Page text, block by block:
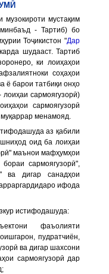
мустақим
- Тартиб) бо
Тоҷикистон "Дар
шудааст. Тартиб
ки лоиҳаҳои
соҳаҳои
ё барои татбиқи онҳо
сармоягузорӣ)
сармоягузорӣ
менамояд.
аз қабили
оид ба лоиҳаи
маънои мафҳумҳои
сармоягузорӣ",
ва дигар санадҳои
ифода
истифодашуда:
фаъолияти
пудратчиён,
ва дигар шахсони
сармоягузорӣ дар